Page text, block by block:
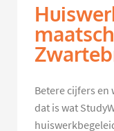
Betere cijfers en
dat is wat